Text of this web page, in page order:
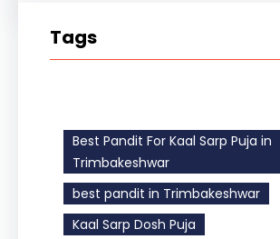
Tags
Best Pandit For Kaal Sarp Puja in
Trimbakeshwar
best pandit in Trimbakeshwar
Kaal Sarp Dosh Puja